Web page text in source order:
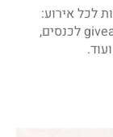
לכל אירוע:
מתנות לחגים, מתנות לאירועים עסקיים, giveaway לכנסים,